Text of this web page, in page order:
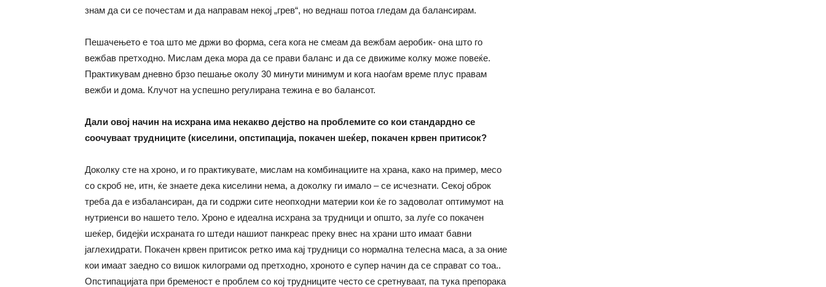
знам да си се почестам и да направам некој „грев“, но веднаш потоа гледам да балансирам.
Пешачењето е тоа што ме држи во форма, сега кога не смеам да вежбам аеробик- она што го
вежбав претходно. Мислам дека мора да се прави баланс и да се движиме колку може повеќе.
Практикувам дневно брзо пешање околу 30 минути минимум и кога наоѓам време плус правам
вежби и дома. Клучот на успешно регулирана тежина е во балансот.
Дали овој начин на исхрана има некакво дејство на проблемите со кои стандардно се
соочуваат трудниците (киселини, опстипација, покачен шеќер, покачен крвен притисок?
Доколку сте на хроно, и го практикувате, мислам на комбинациите на храна, како на пример, месо
со скроб не, итн, ќе знаете дека киселини нема, а доколку ги имало – се исчезнати. Секој оброк
треба да е избалансиран, да ги содржи сите неопходни материи кои ќе го задоволат оптимумот на
нутриенси во нашето тело. Хроно е идеална исхрана за трудници и општо, за луѓе со покачен
шеќер, бидејќи исхраната го штеди нашиот панкреас преку внес на храни што имаат бавни
јаглехидрати. Покачен крвен притисок ретко има кај трудници со нормална телесна маса, а за оние
кои имаат заедно со вишок килограми од претходно, хроното е супер начин да се справат со тоа..
Опстипацијата при бременост е проблем со кој трудниците често се сретнуваат, па тука препорака